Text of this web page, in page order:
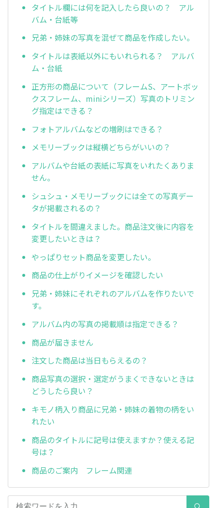
タイトル欄には何を記入したら良いの？ アル
バム・台紙等
兄弟・姉妹の写真を混ぜて商品を作成したい。
タイトルは表紙以外にもいれられる？ アルバ
ム・台紙
正方形の商品について（フレームS、アートボッ
クスフレーム、miniシリーズ）写真のトリミン
グ指定はできる？
フォトアルバムなどの増刷はできる？
メモリーブックは縦横どちらがいいの？
アルバムや台紙の表紙に写真をいれたくありま
せん。
シュシュ・メモリーブックには全ての写真デー
タが掲載されるの？
タイトルを間違えました。商品注文後に内容を
変更したいときは？
やっぱりセット商品を変更したい。
商品の仕上がりイメージを確認したい
兄弟・姉妹にそれぞれのアルバムを作りたいで
す。
アルバム内の写真の掲載順は指定できる？
商品が届きません
注文した商品は当日もらえるの？
商品写真の選択・選定がうまくできないときは
どうしたら良い？
キモノ柄入り商品に兄弟・姉妹の着物の柄をい
れたい
商品のタイトルに記号は使えますか？使える記
号は？
商品のご案内 フレーム関連